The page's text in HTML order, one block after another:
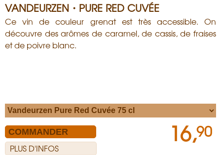
VANDEURZEN・PURE RED CUVÉE
Ce vin de couleur grenat est très accessible. On
découvre des arômes de caramel, de cassis, de fraises
et de poivre blanc.
PLUS D'INFOS
16,90